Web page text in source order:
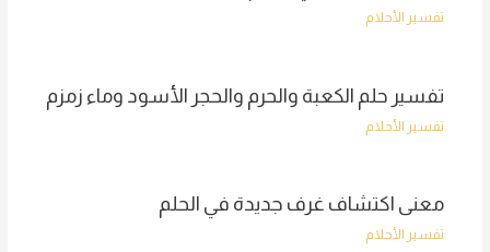
تفسير الأحلام
تفسير حلم الكعبة والحرم والحجر الأسود وماء زمزم
تفسير الأحلام
معنى اكتشاف غرف جديدة في الحلم
تفسير الأحلام